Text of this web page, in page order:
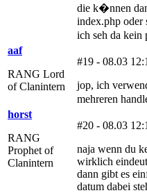
die k�nnen
index.php oder
ich seh da kein
aaf
RANG Lord
of Clanintern
#19 - 08.03
jop, ich
mehreren
horst
RANG
Prophet of
Clanintern
#20 - 08.03
naja wenn du
wirklich
dann gibt es
datum dabei